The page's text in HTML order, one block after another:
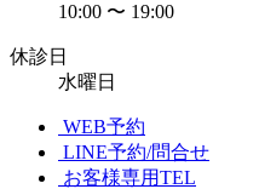
10:00 〜 19:00
休診日
水曜日
WEB予約
LINE予約/問合せ
お客様専用TEL